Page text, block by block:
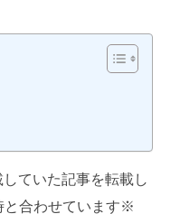
ていた記事を転載し
と合わせています※